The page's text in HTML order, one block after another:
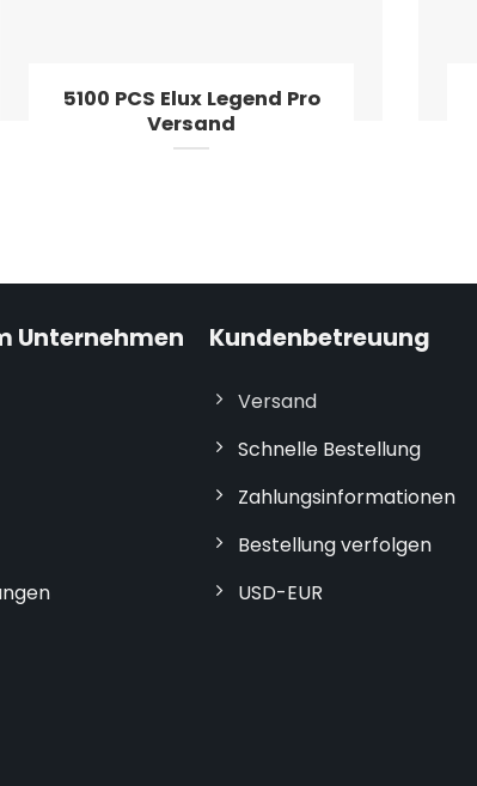
5100 PCS Elux Legend Pro
Versand
Unternehmen Kundenbetreuung
Versand
Schnelle Bestellung
Zahlungsinformationen
Bestellung verfolgen
USD-EUR